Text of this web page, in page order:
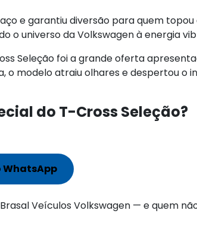
e garantiu diversão para quem
o universo da Volkswagen à energia
Seleção foi a grande oferta
modelo atraiu olhares e despertou o
do T-Cross Seleção?
WhatsApp
Veículos Volkswagen — e quem